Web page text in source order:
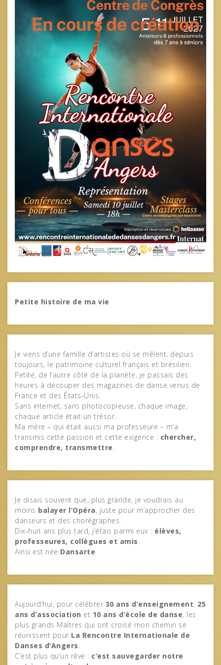
Petite histoire de ma vie
Je viens d’une famille d’artistes où se mêlent, depuis
toujours, le patrimoine culturel français et brésilien.
Petite, de l’autre côté de la planète, je passais des
heures à découper des magazines de danse venus de
France et des États‑Unis.
Sans internet, sans photocopieuse, chaque image,
chaque article était un trésor.
Ma mère – qui était aussi ma professeure – m’a
transmis cette passion et cette exigence : chercher,
comprendre, transmettre
Je disais souvent que, plus grande, je voudrais au
moins balayer l’Opéra, juste pour m’approcher des
danseurs et des chorégraphes.
Dix‑huit ans plus tard, j’étais parmi eux : élèves,
professeures, collègues et amis
Ainsi est née Dansarte
Aujourd’hui, pour célébrer 30 ans d’enseignement, 25
ans d’association et 10 ans d’école de danse, les
plus grands Maîtres qui ont croisé mon chemin se
réunissent pour La Rencontre Internationale de
Danses d’Angers
C’est plus qu’un rêve : c’est sauvegarder notre